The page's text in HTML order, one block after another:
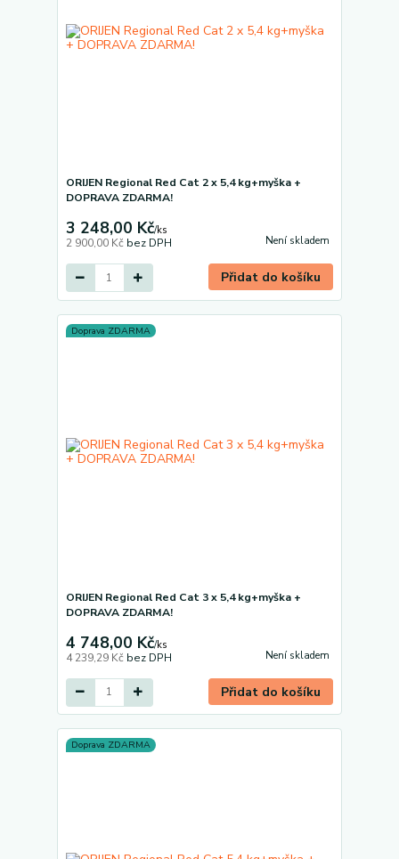
ORIJEN Regional Red Cat 2 x 5,4 kg+myška +
DOPRAVA ZDARMA!
3 248,00 Kč/ks
2 900,00 Kč bez DPH Není skladem
Přidat do košíku
Doprava ZDARMA
ORIJEN Regional Red Cat 3 x 5,4 kg+myška +
DOPRAVA ZDARMA!
4 748,00 Kč/ks
4 239,29 Kč bez DPH Není skladem
Přidat do košíku
Doprava ZDARMA